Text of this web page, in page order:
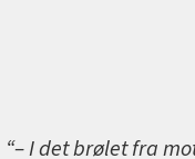
“– I det brølet fra